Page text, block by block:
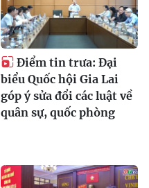
Điểm tin trưa: Đại
biểu Quốc hội Gia Lai
góp ý sửa đổi các luật về
quân sự, quốc phòng